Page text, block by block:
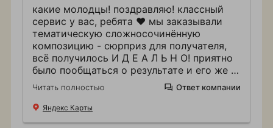
какие молодцы! поздравляю! классный
сервис у вас, ребята ❤️ мы заказывали
тематическую сложносочинённую
композицию - сюрприз для получателя,
всё получилось И Д Е А Л Ь Н О! приятно
было пообщаться о результате и его же и
получить! рекомендую ⭐️⭐️⭐️⭐️⭐️
Читать полностью Ответ компании
Яндекс Карты